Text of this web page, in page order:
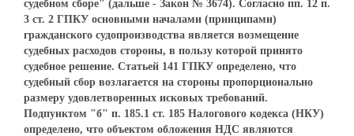
судебном сборе" (дальше - Закон № 3674). Согласно пп. 12 п.
3 ст. 2 ГПКУ основными началами (принципами)
гражданского судопроизводства является возмещение
судебных расходов стороны, в пользу которой принято
судебное решение. Статьей 141 ГПКУ определено, что
судебный сбор возлагается на стороны пропорционально
размеру удовлетворенных исковых требований.
Подпунктом "б" п. 185.1 ст. 185 Налогового кодекса (НКУ)
определено, что объектом обложения НДС являются